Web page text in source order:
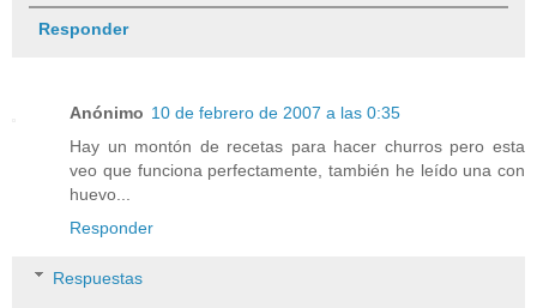
Responder
Anónimo 10 de febrero de 2007 a las 0:35
Hay un montón de recetas para hacer churros pero esta
veo que funciona perfectamente, también he leído una con
huevo...
Responder
Respuestas